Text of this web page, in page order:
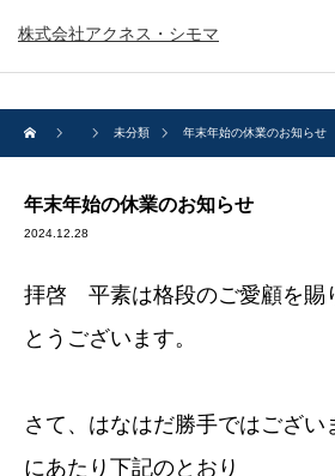
株式会社アクネス・シモマ
未分類 年末年始の休業のお知らせ
年末年始の休業のお知らせ
2024.12.28
拝啓 平素は格段のご愛顧を賜
とうございます。
さて、はなはだ勝手ではござい
にあたり下記のとおり